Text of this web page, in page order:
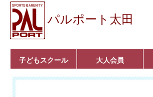
パルポート太田
子どもスクール
ベビーコース
幼児コース
小学生コース
育成コース
選手コース
キッズパーク(体操教
室)
クラシックバレエ
ボルダリング
■入会案内
大人会員
いきいきコース
トライアスロン
フィットネス
■入会案内